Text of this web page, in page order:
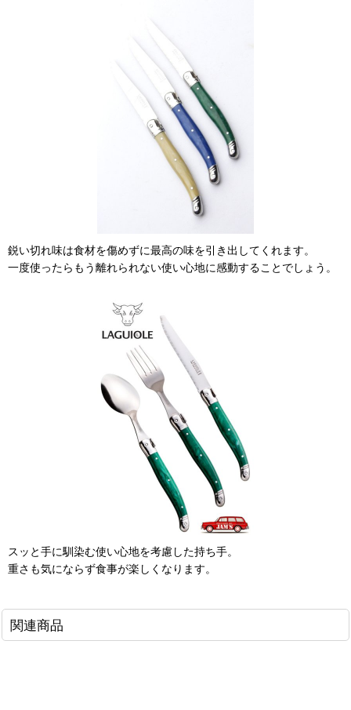
鋭い切れ味は食材を傷めずに最高の味を引き出してくれます。
一度使ったらもう離れられない使い心地に感動することでしょう。
スッと手に馴染む使い心地を考慮した持ち手。
重さも気にならず食事が楽しくなります。
関連商品